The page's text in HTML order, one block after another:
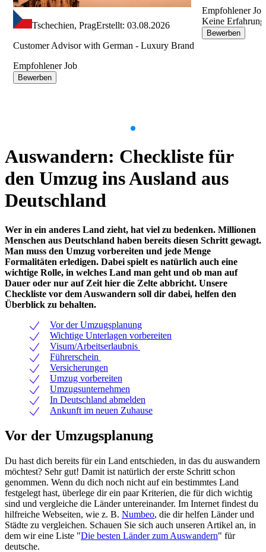
Tschechien, PragErstellt: 03.08.2026
Customer Advisor with German - Luxury Brand
Empfohlener Job
Bewerben
Empfohlener Job
Keine
Bewerben
of
Auswandern: Checkliste für
den Umzug ins Ausland aus
Deutschland
Wer in ein anderes Land zieht, hat viel zu bedenken. Millionen
Menschen aus Deutschland haben bereits diesen Schritt gewagt.
Man muss den Umzug vorbereiten und jede Menge
Formalitäten erledigen. Dabei spielt es natürlich auch eine
wichtige Rolle, in welches Land man geht und ob man auf
Dauer oder nur auf Zeit hier die Zelte abbricht. Unsere
Checkliste vor dem Auswandern soll dir dabei, helfen den
Überblick zu behalten.
Vor der Umzugsplanung
Wichtige Unterlagen vorbereiten
Visum/Arbeitserlaubnis
Führerschein
Versicherungen
Umzug vorbereiten
Umzugsunternehmen
In Deutschland abmelden
Ankunft im neuen Zuhause
Vor der Umzugsplanung
Du hast dich bereits für ein Land entschieden, in das du auswandern
möchtest? Sehr gut! Damit ist natürlich der erste Schritt schon
genommen. Wenn du dich noch nicht auf ein bestimmtes Land
festgelegt hast, überlege dir ein paar Kriterien, die für dich wichtig
sind und vergleiche die Länder untereinander. Im Internet findest du
hilfreiche Webseiten, wie z. B. Numbeo, die dir helfen Länder und
Städte zu vergleichen. Schauen Sie sich auch unseren Artikel an, in
dem wir eine Liste "Die besten Länder zum Auswandern" für
deutsche.